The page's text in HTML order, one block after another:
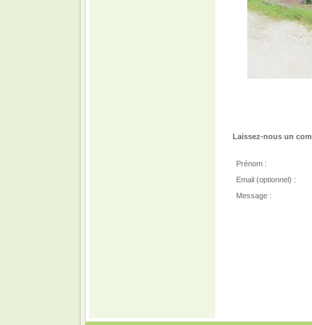
Laissez-nous un
Prénom :
Email (optionnel) :
Message :